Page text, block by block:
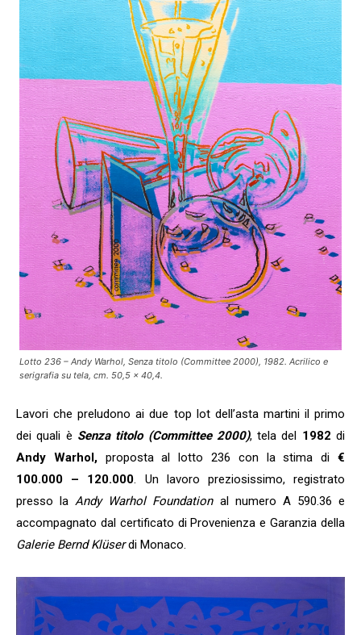
Lotto 236 – Andy Warhol, Senza titolo (Committee 2000), 1982. Acrilico e
serigrafia su tela, cm. 50,5 x 40,4.
Lavori che preludono ai due top lot dell’asta martini il primo
dei quali è Senza titolo (Committee 2000), tela del 1982 di
Andy Warhol,proposta al lotto 236 con la stima di €
100.000 – 120.000. Un lavoro preziosissimo, registrato
presso laAndy Warhol Foundational numero A 590.36 e
accompagnato dal certificato di Provenienza e Garanzia della
Galerie Bernd Klüserdi Monaco.